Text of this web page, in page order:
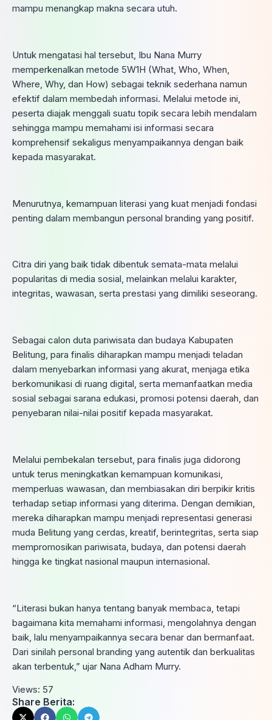
mampu menangkap makna secara utuh.
Untuk mengatasi hal tersebut, Ibu Nana Murry
memperkenalkan metode 5W1H (What, Who, When,
Where, Why, dan How) sebagai teknik sederhana namun
efektif dalam membedah informasi. Melalui metode ini,
peserta diajak menggali suatu topik secara lebih mendalam
sehingga mampu memahami isi informasi secara
komprehensif sekaligus menyampaikannya dengan baik
kepada masyarakat.
Menurutnya, kemampuan literasi yang kuat menjadi fondasi
penting dalam membangun personal branding yang positif.
Citra diri yang baik tidak dibentuk semata-mata melalui
popularitas di media sosial, melainkan melalui karakter,
integritas, wawasan, serta prestasi yang dimiliki seseorang.
Sebagai calon duta pariwisata dan budaya Kabupaten
Belitung, para finalis diharapkan mampu menjadi teladan
dalam menyebarkan informasi yang akurat, menjaga etika
berkomunikasi di ruang digital, serta memanfaatkan media
sosial sebagai sarana edukasi, promosi potensi daerah, dan
penyebaran nilai-nilai positif kepada masyarakat.
Melalui pembekalan tersebut, para finalis juga didorong
untuk terus meningkatkan kemampuan komunikasi,
memperluas wawasan, dan membiasakan diri berpikir kritis
terhadap setiap informasi yang diterima. Dengan demikian,
mereka diharapkan mampu menjadi representasi generasi
muda Belitung yang cerdas, kreatif, berintegritas, serta siap
mempromosikan pariwisata, budaya, dan potensi daerah
hingga ke tingkat nasional maupun internasional.
“Literasi bukan hanya tentang banyak membaca, tetapi
bagaimana kita memahami informasi, mengolahnya dengan
baik, lalu menyampaikannya secara benar dan bermanfaat.
Dari sinilah personal branding yang autentik dan berkualitas
akan terbentuk,” ujar Nana Adham Murry.
Views: 57
Share Berita: